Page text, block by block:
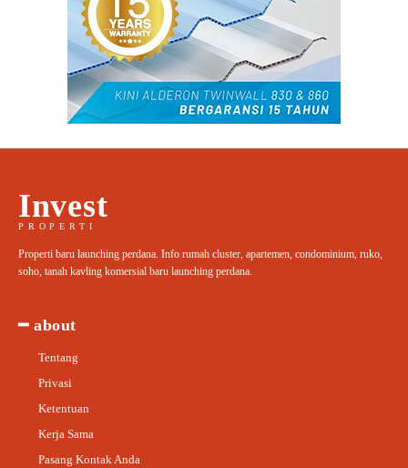
Invest
PROPERTI
Properti baru launching perdana. Info rumah cluster, apartemen, condominium, ruko,
soho, tanah kavling komersial baru launching perdana.
━ about
Tentang
Privasi
Ketentuan
Kerja Sama
Pasang Kontak Anda